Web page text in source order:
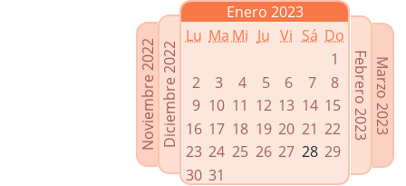
Enlaces relacionados
Agenda de Presidencia
Plenos provinciales y Juntas de gobierno
Oficina de Proyectos Europeos
Noviembre 2022Diciembre 2022
Enero 2023
Lu Ma Mi Ju Vi Sá Do
1
2
3 4 5 6 7
8
9 10 11 12 13 14 15
16 17 18 19 20 21 22
23 24 25 26 27 28 29
30 31
Marzo 2023
Febrero 2023